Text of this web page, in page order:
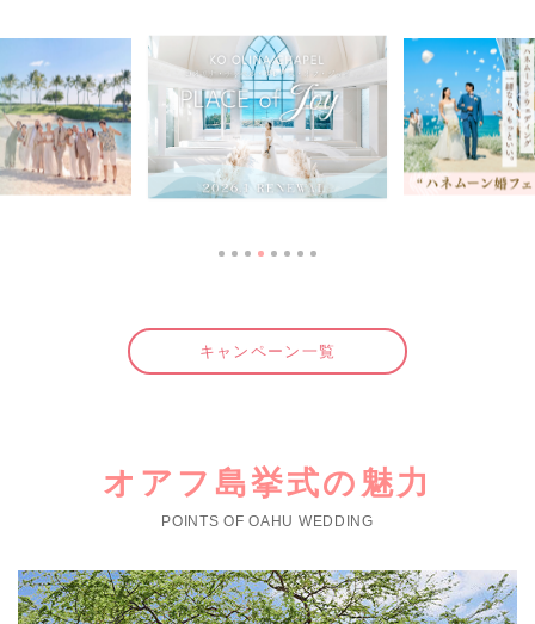
キャンペーン一覧
オアフ島挙式の魅力
POINTS OF OAHU WEDDING